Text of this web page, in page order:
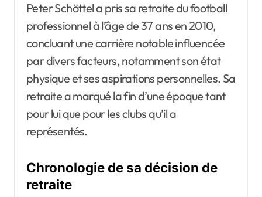
Peter Schöttel a pris sa retraite du football
professionnel à l’âge de 37 ans en 2010,
concluant une carrière notable influencée
par divers facteurs, notamment son état
physique et ses aspirations personnelles. Sa
retraite a marqué la fin d’une époque tant
pour lui que pour les clubs qu’il a
représentés.
Chronologie de sa décision de
retraite